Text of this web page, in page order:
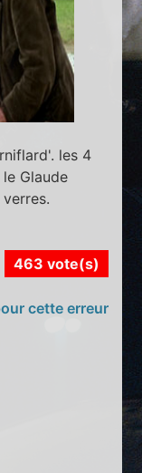
les 4
Glaude
463 vote(s)
cette erreur